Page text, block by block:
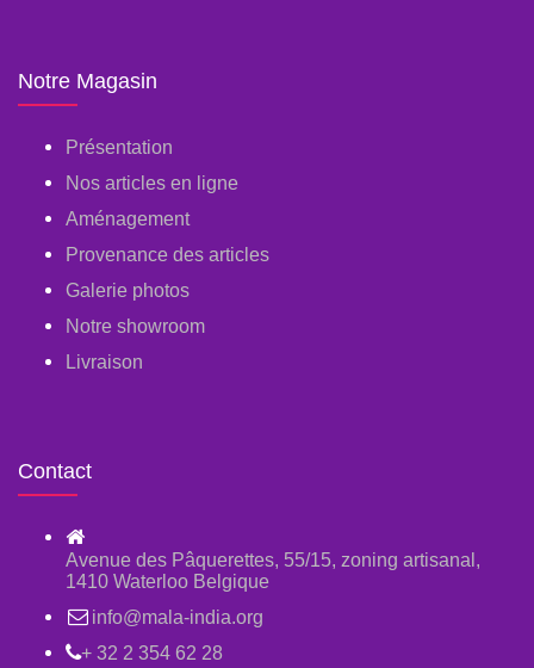
Notre Magasin
Présentation
Nos articles en ligne
Aménagement
Provenance des articles
Galerie photos
Notre showroom
Livraison
Contact
Avenue des Pâquerettes, 55/15, zoning artisanal,
1410 Waterloo Belgique
info@mala-india.org
+ 32 2 354 62 28